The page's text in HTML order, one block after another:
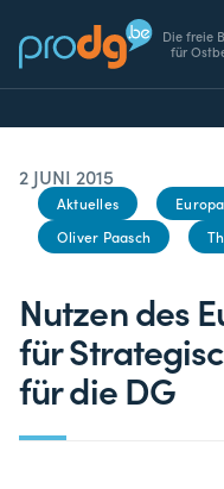
Die freie
für
2 JUNI 2015
Aktuelles Europa
Oliver Paasch
Nutzen des
für
für die DG